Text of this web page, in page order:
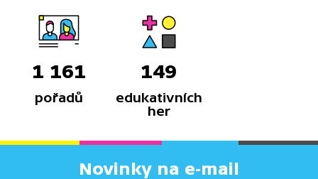
1 161
pořadů
149
edukativních
her
Novinky na e-mail